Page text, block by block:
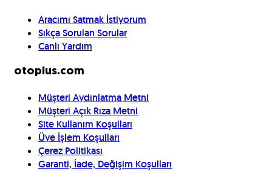
Aracımı Satmak İstiyorum
Sıkça Sorulan Sorular
Canlı Yardım
otoplus.com
Müşteri Aydınlatma Metni
Müşteri Açık Rıza Metni
Site Kullanım Koşulları
Üye İşlem Koşulları
Çerez Politikası
Garanti, İade, Değişim Koşulları